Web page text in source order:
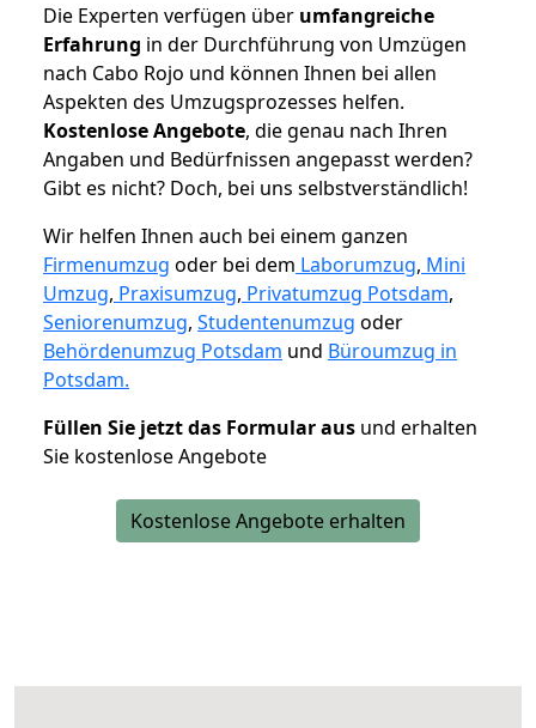
Die Experten verfügen über umfangreiche
Erfahrung in der Durchführung von Umzügen
nach Cabo Rojo und können Ihnen bei allen
Aspekten des Umzugsprozesses helfen.
Kostenlose Angebote, die genau nach Ihren
Angaben und Bedürfnissen angepasst werden?
Gibt es nicht? Doch, bei uns selbstverständlich!
Wir helfen Ihnen auch bei einem ganzen
Firmenumzug oder bei dem Laborumzug, Mini
Umzug, Praxisumzug, Privatumzug Potsdam,
Seniorenumzug, Studentenumzug oder
Behördenumzug Potsdam und Büroumzug in
Potsdam.
Füllen Sie jetzt das Formular aus und erhalten
Sie kostenlose Angebote
Kostenlose Angebote erhalten